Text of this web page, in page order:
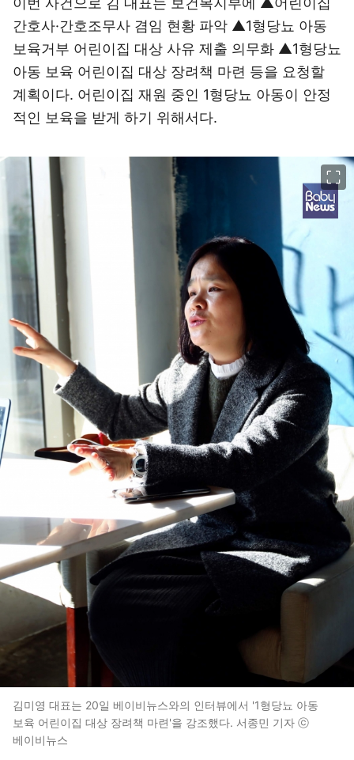
간호사·간호조무사 겸임 현황 파악 ▲1형당뇨 아동
보육거부 어린이집 대상 사유 제출 의무화 ▲1형당뇨
아동 보육 어린이집 대상 장려책 마련 등을 요청할
계획이다. 어린이집 재원 중인 1형당뇨 아동이 안정
적인 보육을 받게 하기 위해서다.
김미영 대표는 20일 베이비뉴스와의 인터뷰에서 '1형당뇨 아동
보육 어린이집 대상 장려책 마련'을 강조했다. 서종민 기자 ⓒ
베이비뉴스